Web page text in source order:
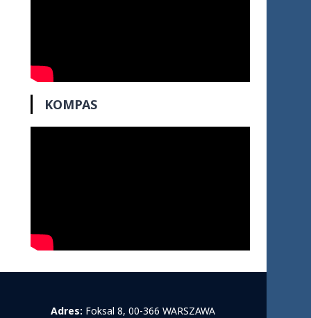
KOMPAS
Adres: Foksal 8, 00-366 WARSZAWA